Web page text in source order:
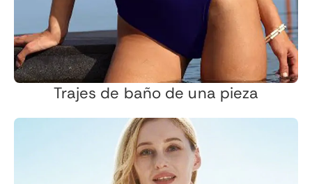
Trajes de baño de una pieza